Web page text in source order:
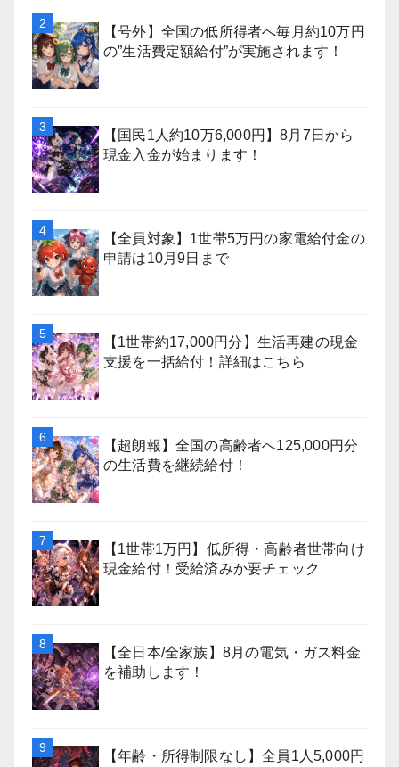
【号外】全国の低所得者へ毎月約10万円
の”生活費定額給付”が実施されます！
【国民1人約10万6,000円】8月7日から
現金入金が始まります！
【全員対象】1世帯5万円の家電給付金の
申請は10月9日まで
【1世帯約17,000円分】生活再建の現金
支援を一括給付！詳細はこちら
【超朗報】全国の高齢者へ125,000円分
の生活費を継続給付！
【1世帯1万円】低所得・高齢者世帯向け
現金給付！受給済みか要チェック
【全日本/全家族】8月の電気・ガス料金
を補助します！
【年齢・所得制限なし】全員1人5,000円